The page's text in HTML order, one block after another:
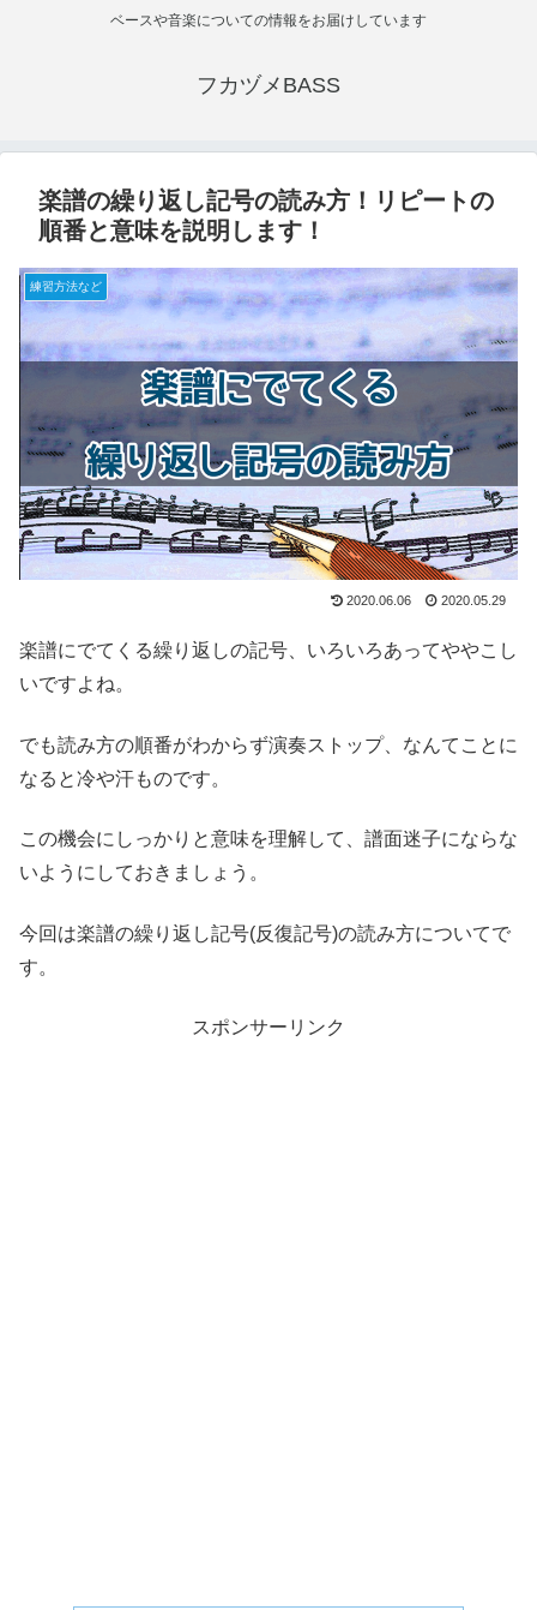
ベースや音楽についての情報をお届けしています
フカヅメBASS
楽譜の繰り返し記号の読み方！リピートの
順番と意味を説明します！
練習方法など
2020.06.06 2020.05.29
楽譜にでてくる繰り返しの記号、いろいろあってややこし
いですよね。
でも読み方の順番がわからず演奏ストップ、なんてことに
なると冷や汗ものです。
この機会にしっかりと意味を理解して、譜面迷子にならな
いようにしておきましょう。
今回は楽譜の繰り返し記号(反復記号)の読み方についてで
す。
スポンサーリンク